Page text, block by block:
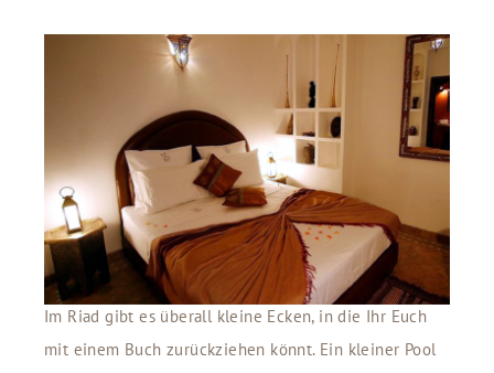
Im Riad gibt es überall kleine Ecken, in die Ihr Euch
mit einem Buch zurückziehen könnt. Ein kleiner Pool